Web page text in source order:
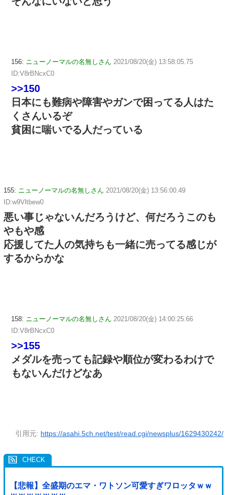
156: ニューノーマルの名無しさん 2021/08/20(金) 13:58:05.75
ID:V8rBNcxC0
>>150
日本にも難病や障害やガンで困ってる人はた
くさんいるぞ
貧困に喘いでる人だっている
155: ニューノーマルの名無しさん 2021/08/20(金) 13:56:00.49
ID:w9Vltbew0
悪い事じゃないんだろうけど、何だろうこのも
やもや感
応援してた人の気持ちも一緒に売ってる感じが
するからかな
158: ニューノーマルの名無しさん 2021/08/20(金) 14:00:25.66
ID:V8rBNcxC0
>>155
メダルを売っても記録や順位が変わるわけで
もないんだけどなあ
引用元: https://asahi.5ch.net/test/read.cgi/newsplus/1629430242/
【悲報】全盛期のエマ・ワトソン可愛すぎワロッタｗｗ